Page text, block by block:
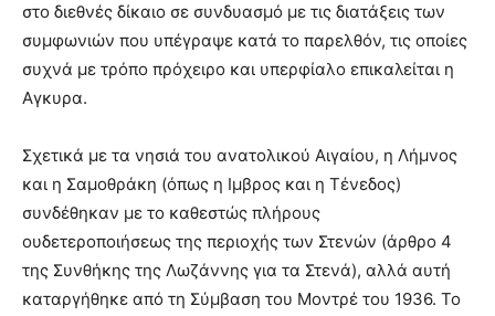
meaning
pain.
pornhun
porn
στο διεθνές δίκαιο σε συνδυασμό με τις διατάξεις των
συμφωνιών που υπέγραψε κατά το παρελθόν, τις οποίες
συχνά με τρόπο πρόχειρο και υπερφίαλο επικαλείται η
Αγκυρα.
Σχετικά με τα νησιά του ανατολικού Αιγαίου, η Λήμνος
και η Σαμοθράκη (όπως η Ιμβρος και η Τένεδος)
συνδέθηκαν με το καθεστώς πλήρους
ουδετεροποιήσεως της περιοχής των Στενών (άρθρο 4
της Συνθήκης της Λωζάννης για τα Στενά), αλλά αυτή
καταργήθηκε από τη Σύμβαση του Μοντρέ του 1936. Το